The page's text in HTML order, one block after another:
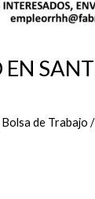
Bolsa de Trabajo